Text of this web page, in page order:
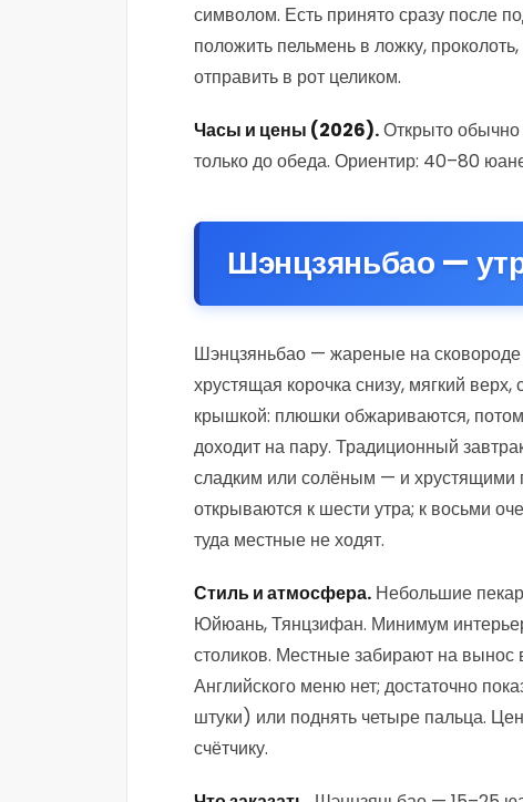
символом. Есть принято сразу после
положить пельмень в ложку,
отправить в рот целиком.
Часы и цены (2026).Открыто обычно
только до обеда. Ориентир: 40–80
Шэнцзяньбао —
Шэнцзяньбао — жареные на
хрустящая корочка снизу, мягкий
крышкой: плюшки обжариваются,
доходит на пару. Традиционный
сладким или солёным — и хрустящими
открываются к шести утра; к восьми
туда местные не ходят.
Стиль и атмосфера. Небольшие
Юйюань, Тянцзифан. Минимум
столиков. Местные забирают на вынос
Английского меню нет; достаточно
штуки) или поднять четыре пальца.
счётчику.